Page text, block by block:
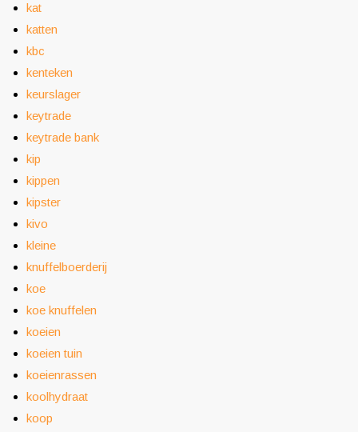
kat
katten
kbc
kenteken
keurslager
keytrade
keytrade bank
kip
kippen
kipster
kivo
kleine
knuffelboerderij
koe
koe knuffelen
koeien
koeien tuin
koeienrassen
koolhydraat
koop